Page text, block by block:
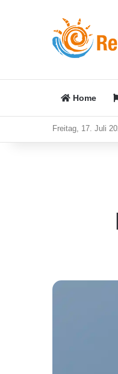
Home
Freitag, 17. Juli